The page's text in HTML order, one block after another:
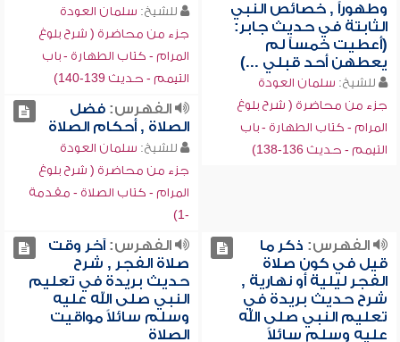
وطهوراً , خصائص النبي
الثابتة في حديث جابر:
(أعطيت خمساً لم
يعطهن أحد قبلي ...)
للشيخ: سلمان العودة
جزء من محاضرة ( شرح بلوغ
المرام - كتاب الطهارة - باب
التيمم - حديث 136-138)
للشيخ: سلمان العودة
جزء من محاضرة ( شرح بلوغ
المرام - كتاب الطهارة - باب
التيمم - حديث 139-140)
الفهرس:فضل
الصلاة , أحكام الصلاة
للشيخ: سلمان العودة
جزء من محاضرة ( شرح بلوغ
المرام - كتاب الصلاة - مقدمة
-1)
الفهرس: ذكر ما
قيل في كون صلاة
الفجر ليلية أو نهارية ,
شرح حديث بريدة في
تعليم النبي صلى الله
عليه وسلم سائلاً
الفهرس:آخر وقت
صلاة الفجر , شرح
حديث بريدة في تعليم
النبي صلى الله عليه
وسلم سائلاً مواقيت
الصلاة